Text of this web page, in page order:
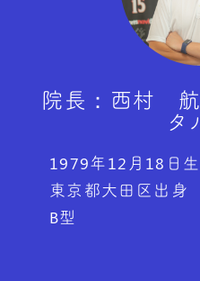
院長：西村
タ
1979年12月18日
東京都大田区出身
B型